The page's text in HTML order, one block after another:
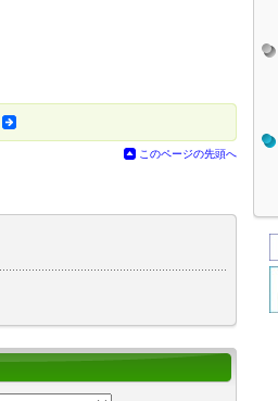
このページの先頭へ